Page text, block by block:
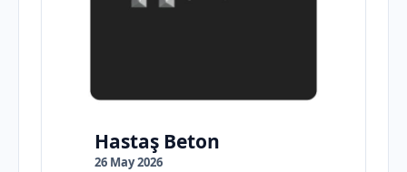
Hastaş Beton
26 May 2026